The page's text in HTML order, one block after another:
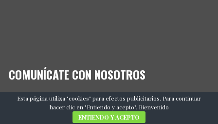
COMUNÍCATE CON NOSOTROS
Email
webmaster@yucatanancestral.com
Esta página utiliza "cookies" para efectos publicitarios. Para continuar
hacer clic en "Entiendo y acepto". Bienvenido
ENTIENDO Y ACEPTO